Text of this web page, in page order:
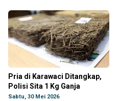
Pria di Karawaci Ditangkap,
Polisi Sita 1 Kg Ganja
Sabtu, 30 Mei 2026